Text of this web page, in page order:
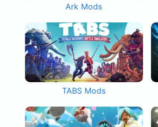
Ark Mods
TABS Mods